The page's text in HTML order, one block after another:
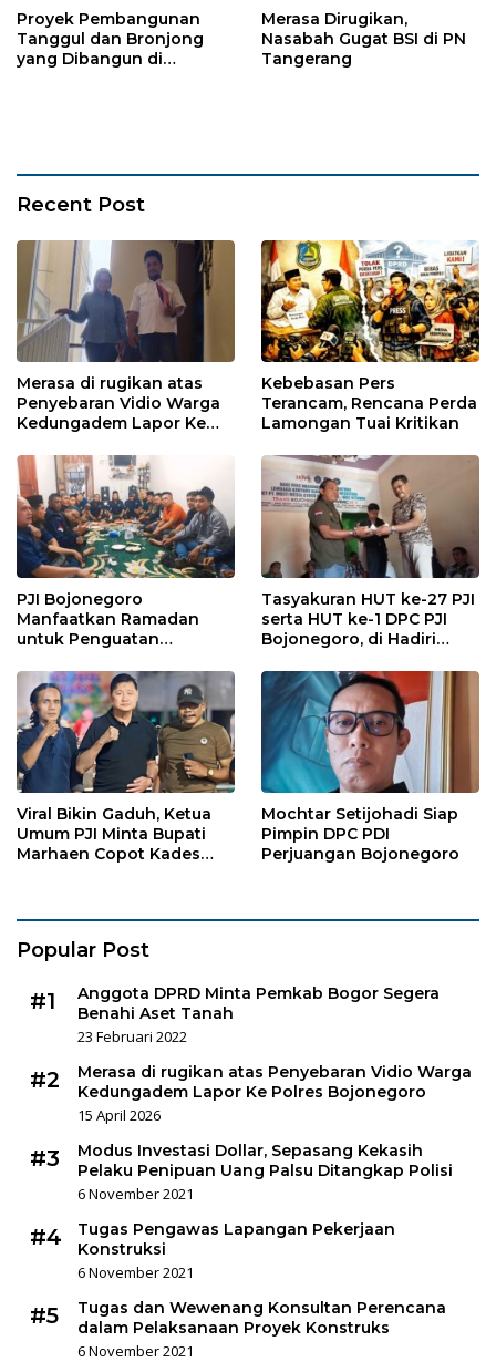
Proyek Pembangunan
Tanggul dan Bronjong
yang Dibangun di
Merasa Dirugikan,
Nasabah Gugat BSI di PN
Tangerang
Recent Post
Merasa di rugikan atas
Penyebaran Vidio Warga
Kedungadem Lapor Ke
Kebebasan Pers
Terancam, Rencana Perda
Lamongan Tuai Kritikan
PJI Bojonegoro
Manfaatkan Ramadan
untuk Penguatan
Kebersamaan
Tasyakuran HUT ke-27 PJI
serta HUT ke-1 DPC PJI
Bojonegoro, di Hadiri
Viral Bikin Gaduh, Ketua
Umum PJI Minta Bupati
Marhaen Copot Kades
Mochtar Setijohadi Siap
Pimpin DPC PDI
Perjuangan Bojonegoro
Popular Post
#1
Anggota DPRD Minta Pemkab Bogor Segera
Benahi Aset Tanah
23 Februari 2022
#2
Merasa di rugikan atas Penyebaran Vidio Warga
Kedungadem Lapor Ke Polres Bojonegoro
15 April 2026
#3
Modus Investasi Dollar, Sepasang Kekasih
Pelaku Penipuan Uang Palsu Ditangkap Polisi
6 November 2021
#4
Tugas Pengawas Lapangan Pekerjaan
Konstruksi
6 November 2021
#5
Tugas dan Wewenang Konsultan Perencana
dalam Pelaksanaan Proyek Konstruks
6 November 2021